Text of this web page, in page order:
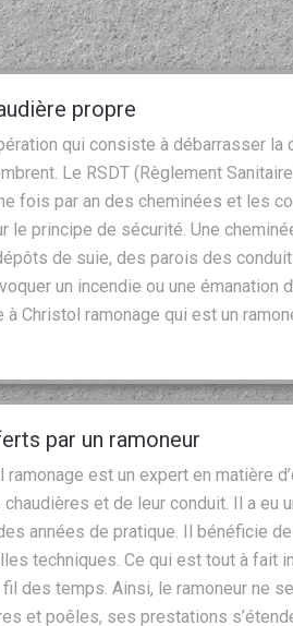
propre
qui consiste à débarrasser
Le RSDT (Règlement
fois par an des cheminées et les
le principe de sécurité. Une
de suie, des parois des
un incendie ou une émanation
à Christol ramonage qui est un
par un ramoneur
ramonage est un expert en matière
et de leur conduit. Il a eu
années de pratique. Il bénéficie
techniques. Ce qui est tout à fait
des temps. Ainsi, le ramoneur ne
et poêles, ses prestations